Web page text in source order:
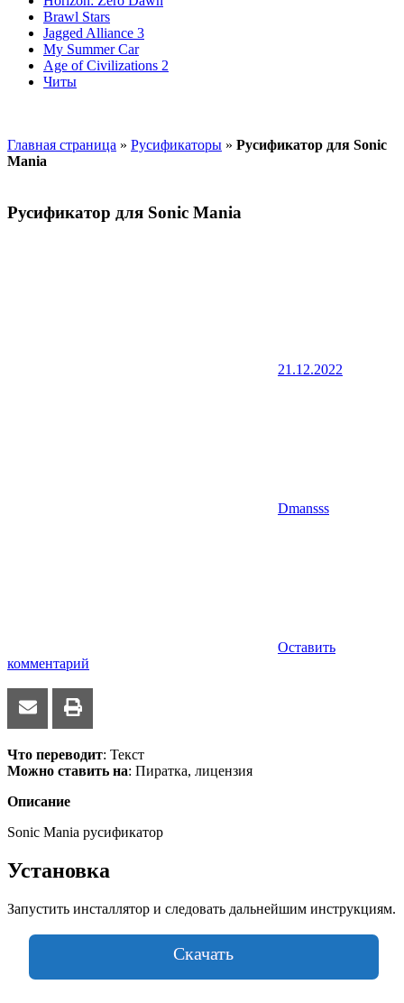
Brawl Stars
Jagged Alliance 3
My Summer Car
Age of Civilizations 2
Читы
Главная страница » Русификаторы » Русификатор для Sonic
Mania
Русификатор для Sonic Mania
21.12.2022
Dmansss
Оставить
комментарий
Что переводит: Текст
Можно ставить на: Пиратка, лицензия
Описание
Sonic Mania русификатор
Установка
Запустить инсталлятор и следовать дальнейшим инструкциям.
Скачать